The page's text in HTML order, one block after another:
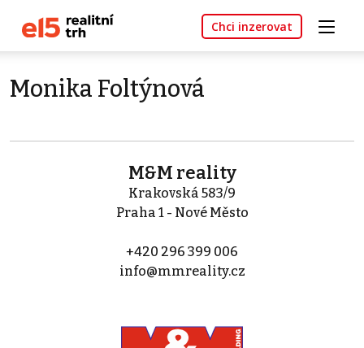
Chci inzerovat
Monika Foltýnová
M&M reality
Krakovská 583/9
Praha 1 - Nové Město
+420 296 399 006
info@mmreality.cz